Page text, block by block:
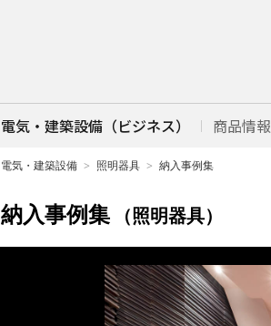
電気・建築設備（ビジネス） 商品情報
電気・建築設備 照明器具 納入事例集
納入事例集 （照明器具）